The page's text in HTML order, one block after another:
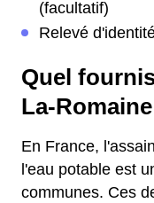
(facultatif)
Relevé
Quel
La-
En France,
l'eau potable est
communes. Ces